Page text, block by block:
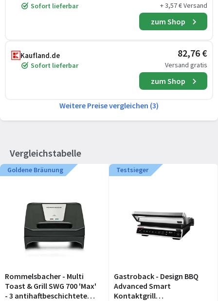
Sofort lieferbar + 3,57 € Versand
zum Shop
Kaufland.de
Sofort lieferbar
82,76 €
Versand gratis
zum Shop
Weitere Preise vergleichen (3)
Vergleichstabelle
Goldene Bräunung
Rommelsbacher - Multi
Toast & Grill SWG 700 'Max'
- 3 antihaftbeschichtete
Testsieger
Gastroback - Design BBQ
Advanced Smart
Kontaktgrill